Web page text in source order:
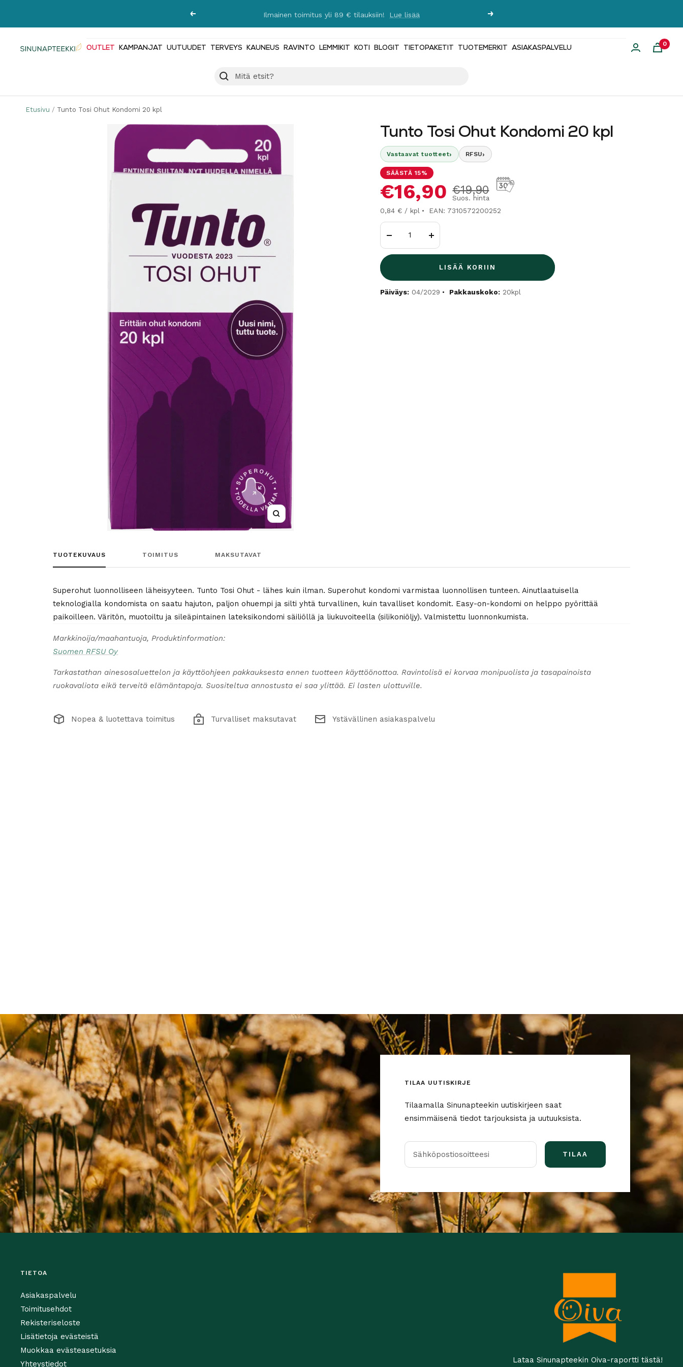
Edellinen Ilmainen toimitus yli 89 € tilauksiin! Lue lisää Seuraava
Sinunapteekki.fi OUTLET KAMPANJAT UUTUUDET TERVEYS KAUNEUS RAVINTO LEMMIKIT KOTI BLOGIT TIETOPAKETIT TUOTEMERKIT ASIAKASPALVELU
0
Etusivu Tunto Tosi Ohut Kondomi 20 kpl
Suurenna
Tunto Tosi Ohut Kondomi 20 kpl
Vastaavat tuotteet› RFSU›
SÄÄSTÄ 15%
Alennushinta
€16,90 Normaalihinta
€19,90
Suos. hinta
0,84 € / kpl
EAN: 7310572200252
Lisää
LISÄÄ KORIIN
Päiväys: 04/2029 Pakkauskoko: 20kpl
TUOTEKUVAUS TOIMITUS MAKSUTAVAT
Superohut luonnolliseen läheisyyteen. Tunto Tosi Ohut - lähes kuin ilman. Superohut kondomi varmistaa luonnollisen tunteen. Ainutlaatuisella
teknologialla kondomista on saatu hajuton, paljon ohuempi ja silti yhtä turvallinen, kuin tavalliset kondomit. Easy-on-kondomi on helppo pyörittää
paikoilleen. Väritön, muotoiltu ja sileäpintainen lateksikondomi säiliöllä ja liukuvoiteella (silikoniöljy). Valmistettu luonnonkumista.
Markkinoija/maahantuoja, Produktinformation:
Suomen RFSU Oy
Tarkastathan ainesosaluettelon ja käyttöohjeen pakkauksesta ennen tuotteen käyttöönottoa. Ravintolisä ei korvaa monipuolista ja tasapainoista
ruokavaliota eikä terveitä elämäntapoja. Suositeltua annostusta ei saa ylittää. Ei lasten ulottuville.
Nopea & luotettava toimitus Turvalliset maksutavat Ystävällinen asiakaspalvelu
TILAA UUTISKIRJE
Tilaamalla Sinunapteekin uutiskirjeen saat
ensimmäisenä tiedot tarjouksista ja uutuuksista.
Sähköpostiosoitteesi TILAA
TIETOA
Asiakaspalvelu
Toimitusehdot
Rekisteriseloste
Lisätietoja evästeistä
Muokkaa evästeasetuksia
Yhteystiedot
Lataa Sinunapteekin Oiva-raportti tästä!